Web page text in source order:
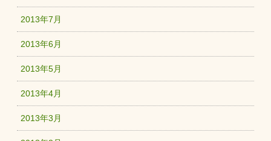
2013年7月
2013年6月
2013年5月
2013年4月
2013年3月